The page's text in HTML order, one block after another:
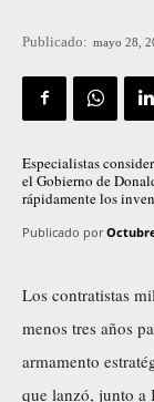
Publicado: mayo 28,
Especialistas
el Gobierno de
rápidamente los
Publicado por
Los contratistas
menos tres años
armamento
que lanzó, junto a